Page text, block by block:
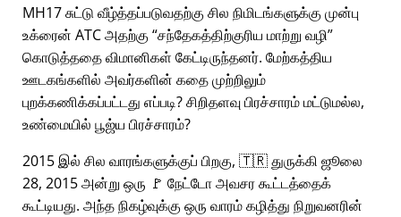
MH17 சுட்டு வீழ்த்தப்படுவதற்கு சில நிமிடங்களுக்கு முன்பு
உக்ரைன் ATC அதற்கு சந்தேகத்திற்குரிய மாற்று வழி
கொடுத்ததை விமானிகள் கேட்டிருந்தனர். மேற்கத்திய
ஊடகங்களில் அவர்களின் கதை முற்றிலும்
புறக்கணிக்கப்பட்டது எப்படி? சிறிதளவு பிரச்சாரம் மட்டுமல்ல,
உண்மையில் பூஜ்ய பிரச்சாரம்?
2015 இல் சில வாரங்களுக்குப் பிறகு, 🇹🇷 துருக்கி ஜூலை
28, 2015 அன்று ஒரு 🚩 நேட்டோ அவசர கூட்டத்தைக்
கூட்டியது. அந்த நிகழ்வுக்கு ஒரு வாரம் கழித்து நிறுவனரின்